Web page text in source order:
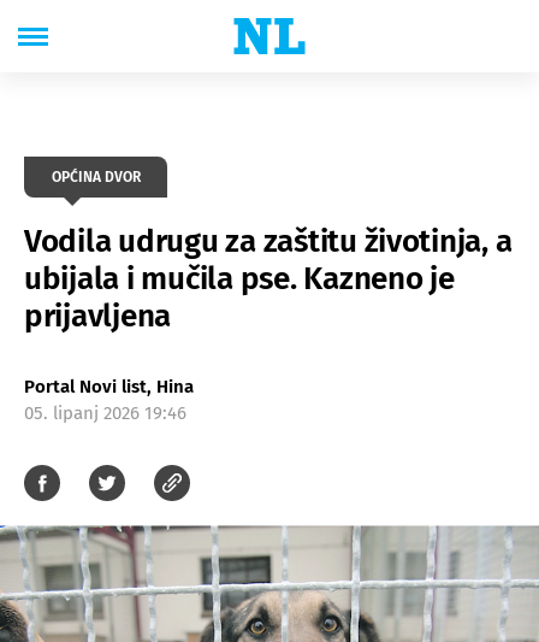
OPĆINA DVOR
Vodila udrugu za zaštitu životinja, a
ubijala i mučila pse. Kazneno je
prijavljena
Portal Novi list, Hina
05. lipanj 2026 19:46